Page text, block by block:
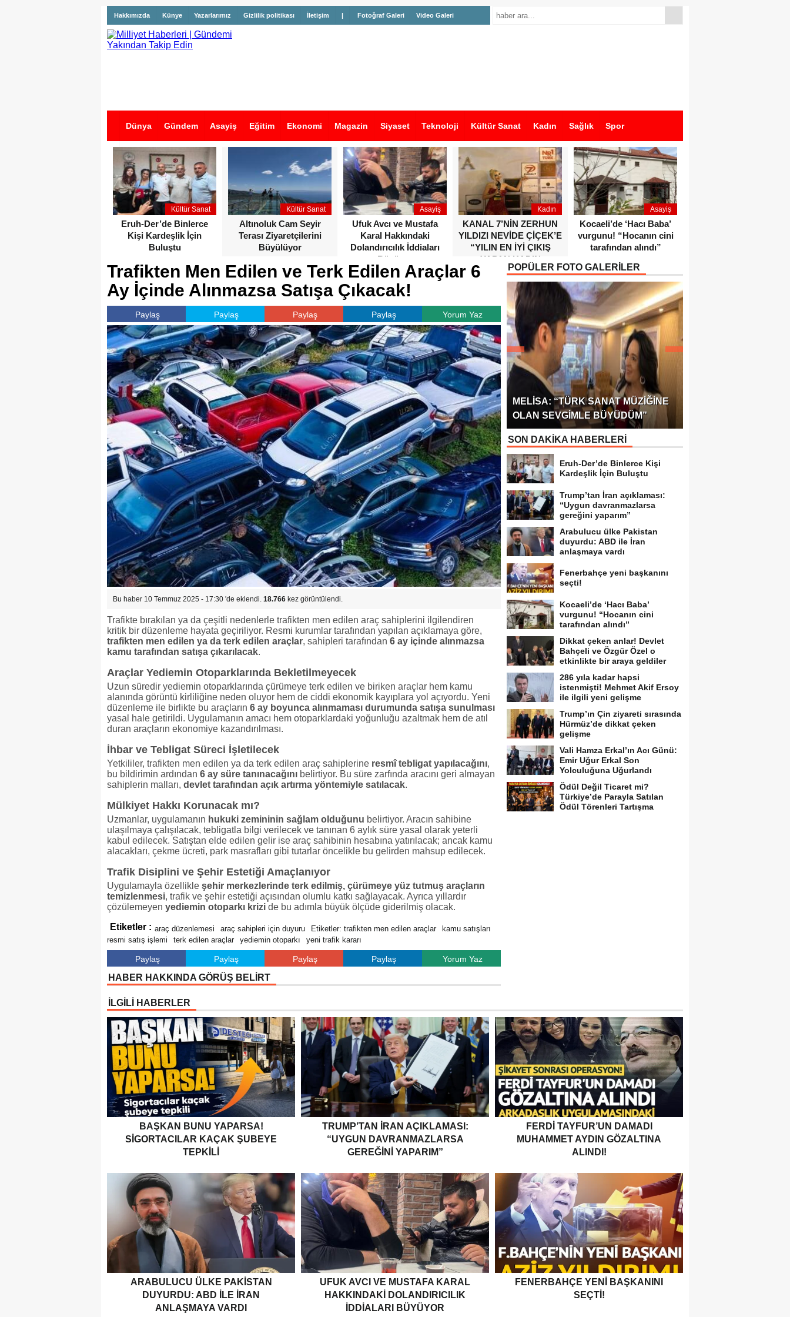
Hakkımızda Künye Yazarlarımız Gizlilik politikası İletişim | Fotoğraf Galeri Video Galeri
Dünya Gündem Asayiş Eğitim Ekonomi Magazin Siyaset Teknoloji Kültür Sanat Kadın Sağlık Spor
İş İlanları
Kültür Sanat
Eruh-Der’de Binlerce
Kişi Kardeşlik İçin
Buluştu
Kültür Sanat
Altınoluk Cam Seyir
Terası Ziyaretçilerini
Büyülüyor
Asayiş
Ufuk Avcı ve Mustafa
Karal Hakkındaki
Dolandırıcılık İddiaları
Büyüyor
Kadın
KANAL 7’NİN ZERHUN
YILDIZI NEVİDE ÇİÇEK’E
“YILIN EN İYİ ÇIKIŞ
YAPAN KADIN
OYUNCUSU” ÖDÜLÜ!
Asayiş
Kocaeli’de ‘Hacı Baba’
vurgunu! “Hocanın cini
tarafından alındı”
Trafikten Men Edilen ve Terk Edilen Araçlar 6
Ay İçinde Alınmazsa Satışa Çıkacak!
Paylaş Paylaş Paylaş Paylaş Yorum Yaz
Bu haber 10 Temmuz 2025 - 17:30 'de eklendi. 18.766 kez görüntülendi.
Trafikte bırakılan ya da çeşitli nedenlerle trafikten men edilen araç sahiplerini ilgilendiren
kritik bir düzenleme hayata geçiriliyor. Resmi kurumlar tarafından yapılan açıklamaya göre,
trafikten men edilen ya da terk edilen araçlar, sahipleri tarafından 6 ay içinde alınmazsa
kamu tarafından satışa çıkarılacak.
Araçlar Yediemin Otoparklarında Bekletilmeyecek
Uzun süredir yediemin otoparklarında çürümeye terk edilen ve biriken araçlar hem kamu
alanında görüntü kirliliğine neden oluyor hem de ciddi ekonomik kayıplara yol açıyordu. Yeni
düzenleme ile birlikte bu araçların 6 ay boyunca alınmaması durumunda satışa sunulması
yasal hale getirildi. Uygulamanın amacı hem otoparklardaki yoğunluğu azaltmak hem de atıl
duran araçların ekonomiye kazandırılması.
İhbar ve Tebligat Süreci İşletilecek
Yetkililer, trafikten men edilen ya da terk edilen araç sahiplerine resmî tebligat yapılacağını,
bu bildirimin ardından 6 ay süre tanınacağını belirtiyor. Bu süre zarfında aracını geri almayan
sahiplerin malları, devlet tarafından açık artırma yöntemiyle satılacak.
Mülkiyet Hakkı Korunacak mı?
Uzmanlar, uygulamanın hukuki zemininin sağlam olduğunu belirtiyor. Aracın sahibine
ulaşılmaya çalışılacak, tebligatla bilgi verilecek ve tanınan 6 aylık süre yasal olarak yeterli
kabul edilecek. Satıştan elde edilen gelir ise araç sahibinin hesabına yatırılacak; ancak kamu
alacakları, çekme ücreti, park masrafları gibi tutarlar öncelikle bu gelirden mahsup edilecek.
Trafik Disiplini ve Şehir Estetiği Amaçlanıyor
Uygulamayla özellikle şehir merkezlerinde terk edilmiş, çürümeye yüz tutmuş araçların
temizlenmesi, trafik ve şehir estetiği açısından olumlu katkı sağlayacak. Ayrıca yıllardır
çözülemeyen yediemin otoparkı krizi de bu adımla büyük ölçüde giderilmiş olacak.
Etiketler : araç düzenlemesi araç sahipleri için duyuru Etiketler: trafikten men edilen araçlar
kamu satışları
resmi satış işlemi
terk edilen araçlar yediemin otoparkı yeni trafik kararı
Paylaş Paylaş Paylaş Paylaş Yorum Yaz
HABER HAKKINDA GÖRÜŞ BELİRT
POPÜLER FOTO GALERİLER
MELISA: “TÜRK SANAT MÜZIĞINE
OLAN SEVGIMLE BÜYÜDÜM”
SON DAKİKA HABERLERİ
Eruh-Der’de Binlerce Kişi
Kardeşlik İçin Buluştu
Trump’tan İran açıklaması:
“Uygun davranmazlarsa
gereğini yaparım”
Arabulucu ülke Pakistan
duyurdu: ABD ile İran
anlaşmaya vardı
Fenerbahçe yeni başkanını
seçti!
Kocaeli’de ‘Hacı Baba’
vurgunu! “Hocanın cini
tarafından alındı”
Dikkat çeken anlar! Devlet
Bahçeli ve Özgür Özel o
etkinlikte bir araya geldiler
286 yıla kadar hapsi
istenmişti! Mehmet Akif Ersoy
ile ilgili yeni gelişme
Trump’ın Çin ziyareti sırasında
Hürmüz’de dikkat çeken
gelişme
Vali Hamza Erkal’ın Acı Günü:
Emir Uğur Erkal Son
Yolculuğuna Uğurlandı
Ödül Değil Ticaret mi?
Türkiye’de Parayla Satılan
Ödül Törenleri Tartışma
İLGİLİ HABERLER
BAŞKAN BUNU YAPARSA!
SIGORTACILAR KAÇAK ŞUBEYE
TEPKILI
TRUMP’TAN İRAN AÇIKLAMASI:
“UYGUN DAVRANMAZLARSA
GEREĞINI YAPARIM”
FERDI TAYFUR’UN DAMADI
MUHAMMET AYDIN GÖZALTINA
ALINDI!
ARABULUCU ÜLKE PAKISTAN
DUYURDU: ABD ILE İRAN
ANLAŞMAYA VARDI
UFUK AVCI VE MUSTAFA KARAL
HAKKINDAKI DOLANDIRICILIK
İDDIALARI BÜYÜYOR
FENERBAHÇE YENI BAŞKANINI
SEÇTI!